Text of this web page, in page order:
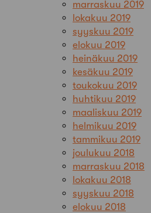
marraskuu 2019
lokakuu 2019
syyskuu 2019
elokuu 2019
heinäkuu 2019
kesäkuu 2019
toukokuu 2019
huhtikuu 2019
maaliskuu 2019
helmikuu 2019
tammikuu 2019
joulukuu 2018
marraskuu 2018
lokakuu 2018
syyskuu 2018
elokuu 2018